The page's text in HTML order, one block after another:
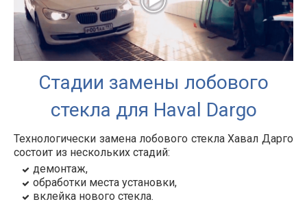
Стадии замены лобового
стекла для Haval Dargo
Технологически замена лобового стекла Хавал Дарго
состоит из нескольких стадий:
демонтаж,
обработки места установки,
вклейка нового стекла.